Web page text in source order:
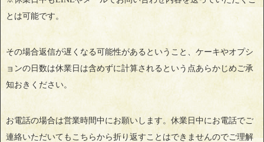
とは可能です。
その場合返信が遅くなる可能性があるということ、ケーキやオプシ
ョンの日数は休業日は含めずに計算されるという点あらかじめご承
知おきください。
お電話の場合は営業時間中にお願いします。休業日中にお電話でご
連絡いただいてもこちらから折り返すことはできませんのでご理解